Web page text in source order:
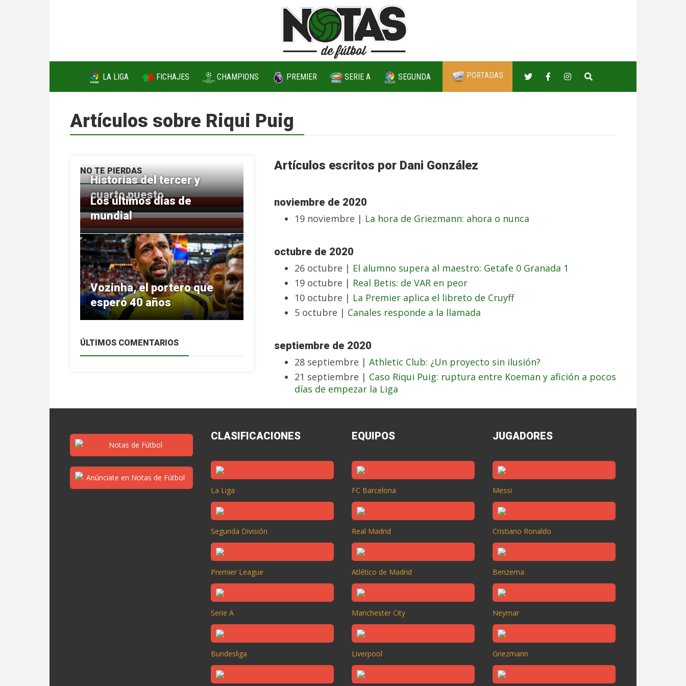
LA LIGA FICHAJES CHAMPIONS PREMIER SERIE A SEGUNDA PORTADAS
Artículos sobre Riqui Puig
Artículos escritos por Dani González
noviembre de 2020
19 noviembre | La hora de Griezmann: ahora o nunca
octubre de 2020
26 octubre | El alumno supera al maestro: Getafe 0 Granada 1
19 octubre | Real Betis: de VAR en peor
10 octubre | La Premier aplica el libreto de Cruyff
5 octubre | Canales responde a la llamada
septiembre de 2020
28 septiembre | Athletic Club: ¿Un proyecto sin ilusión?
21 septiembre | Caso Riqui Puig: ruptura entre Koeman y afición a pocos
días de empezar la Liga
NO TE PIERDAS
Historias del tercer y
cuarto puesto
Los últimos días de
mundial
Vozinha, el portero que
esperó 40 años
ÚLTIMOS COMENTARIOS
CLASIFICACIONES
La Liga
Segunda División
Premier League
Serie A
Bundesliga
EQUIPOS
FC Barcelona
Real Madrid
Atlético de Madrid
Manchester City
Liverpool
JUGADORES
Messi
Cristiano Ronaldo
Benzema
Neymar
Griezmann